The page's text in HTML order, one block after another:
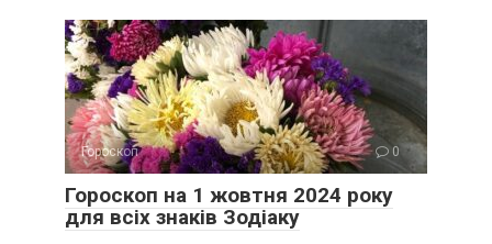
Гороскоп 0
Гороскоп на 1 жовтня 2024 року
для всіх знаків Зодіаку